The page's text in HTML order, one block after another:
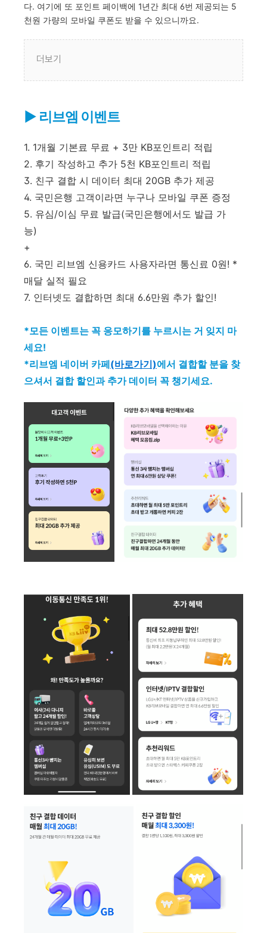
다. 여기에 또 포인트 페이백에 1년간 최대 6번 제공되는 5
천원 가량의 모바일 쿠폰도 받을 수 있으니까요.
더보기
▶ 리브엠 이벤트
1. 1개월 기본료 무료 + 3만 KB포인트리 적립
2. 후기 작성하고 추가 5천 KB포인트리 적립
3. 친구 결합 시 데이터 최대 20GB 추가 제공
4. 국민은행 고객이라면 누구나 모바일 쿠폰 증정
5. 유심/이심 무료 발급(국민은행에서도 발급 가
능)
+
6. 국민 리브엠 신용카드 사용자라면 통신료 0원! *
매달 실적 필요
7. 인터넷도 결합하면 최대 6.6만원 추가 할인!
*모든 이벤트는 꼭 응모하기를 누르시는 거 잊지 마
세요!
*리브엠 네이버 카페(바로가기)에서 결합할 분을 찾
으셔서 결합 할인과 추가 데이터 꼭 챙기세요.